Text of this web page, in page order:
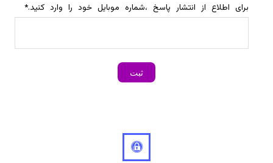
برای اطلاع از انتشار پاسخ ،شماره موبایل خود را وارد کنید.*